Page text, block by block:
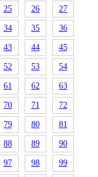
25 26 27
34 35 36
43 44 45
52 53 54
61 62 63
70 71 72
79 80 81
88 89 90
97 98 99